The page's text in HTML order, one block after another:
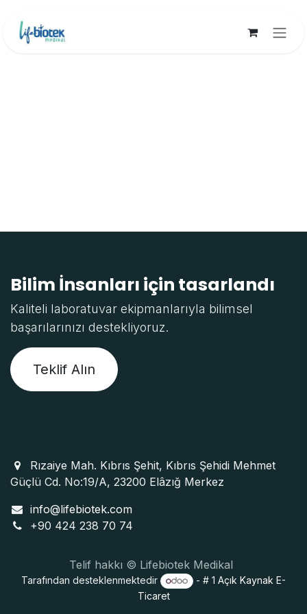
Bilim İnsanları için tasarlandı
Kaliteli laboratuvar ekipmanlarıyla bilimsel
başarılarınızı destekliyoruz.
Teklif Alın
Rızaiye Mah. Kıbrıs Şehit, Kıbrıs Şehidi Mehmet
Güçlü Cd. No:19/A, 23200 Elâzığ Merkez
info@lifebiotek.com
+90 424 238 70 74
Telif hakkı © Lifebiotek Medikal
Tarafından desteklenmektedir - # 1Açık Kaynak E-
Ticaret